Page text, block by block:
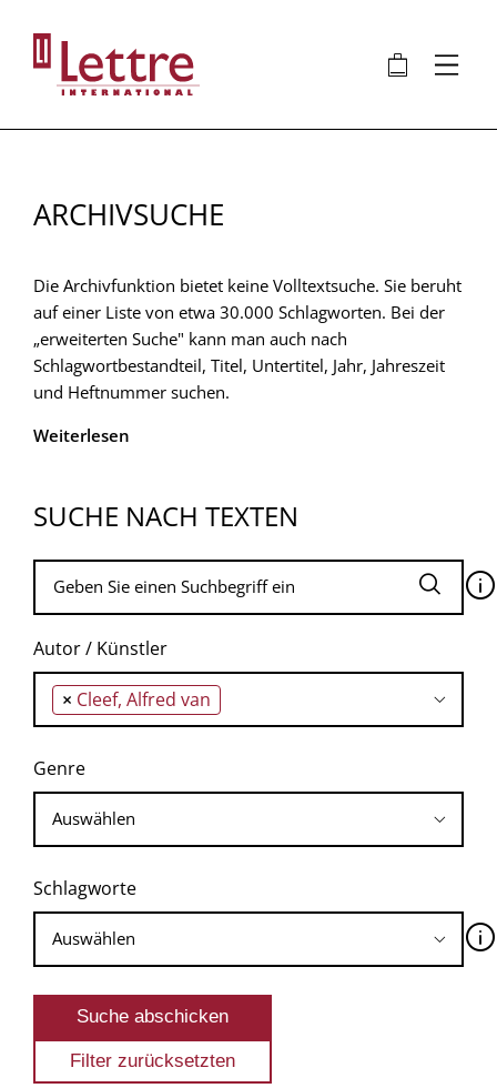
Inhalt
🛍 ⋮
ARCHIVSUCHE
Die Archivfunktion bietet keine Volltextsuche. Sie beruht
auf einer Liste von etwa 30.000 Schlagworten. Bei der
„erweiterten Suche" kann man auch nach
Schlagwortbestandteil, Titel, Untertitel, Jahr, Jahreszeit
und Heftnummer suchen.
Weiterlesen
SUCHE NACH TEXTEN
🛈
Autor / Künstler
× Cleef, Alfred van
Genre
Schlagworte
🛈